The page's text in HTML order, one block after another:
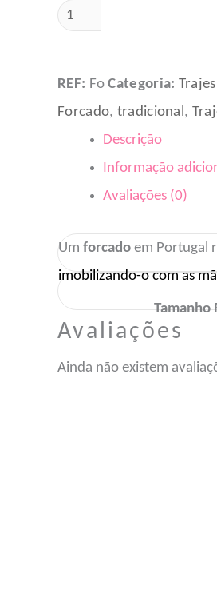
REF: Fo Categoria:
Forcado, tradicional,
Descrição
Informação
Avaliações (0)
Um forcado em Portugal
imobilizando-o com as
Tamanho
Avaliações
Ainda não existem